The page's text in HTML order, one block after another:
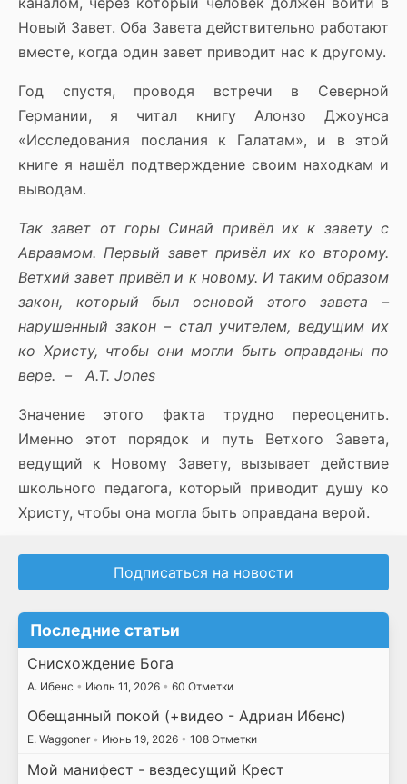
Новый Завет. Оба Завета действительно работают
вместе, когда один завет приводит нас к другому.
Год спустя, проводя встречи в Северной
Германии, я читал книгу Алонзо Джоунса
«Исследования послания к Галатам», и в этой
книге я нашёл подтверждение своим находкам и
выводам.
Так завет от горы Синай привёл их к завету с
Авраамом. Первый завет привёл их ко второму.
Ветхий завет привёл и к новому. И таким образом
закон, который был основой этого завета –
нарушенный закон – стал учителем, ведущим их
ко Христу, чтобы они могли быть оправданы по
вере. –
A.T. Jones
Значение этого факта трудно переоценить.
Именно этот порядок и путь Ветхого Завета,
ведущий к Новому Завету, вызывает действие
школьного педагога, который приводит душу ко
Христу, чтобы она могла быть оправдана верой.
Подписаться на новости
Последние статьи
Снисхождение Бога
А. Ибенс • Июль 11, 2026 • 60 Отметки
Обещанный покой (+видео - Адриан Ибенс)
E. Waggoner • Июнь 19, 2026 • 108 Отметки
Мой манифест - вездесущий Крест